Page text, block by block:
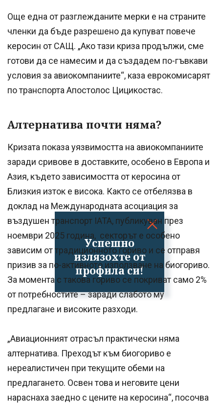
Успешно
излязохте от
профила си!
Още една от разглежданите мерки е на страните
членки да бъде разрешено да купуват повече
керосин от САЩ. „Ако тази криза продължи, сме
готови да се намесим и да създадем по-гъвкави
условия за авиокомпаниите“, каза еврокомисарят
по транспорта Апостолос Цицикостас.
Алтернатива почти няма?
Кризата показа уязвимостта на авиокомпаниите
заради сривове в доставките, особено в Европа и
Азия, където зависимостта от керосина от
Близкия изток е висока. Както се отбелязва в
доклад на Международната асоциация за
въздушен транспорт IATA, публикуван през
ноември 2025 година, секторът е особено
зависим от традиционното гориво и се отправя
призив за по-активното използване на биогориво.
За момента с такова гориво се покриват само 2%
от потребностите – заради слабото му
предлагане и високите разходи.
„Авиационният отрасъл практически няма
алтернатива. Преходът към биогориво е
нереалистичен при текущите обеми на
предлагането. Освен това и неговите цени
нараснаха заедно с цените на керосина“, посочва